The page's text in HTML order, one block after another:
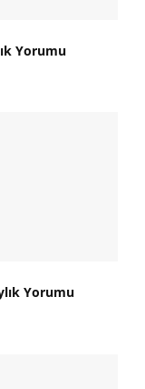
Yorumu
Yorumu